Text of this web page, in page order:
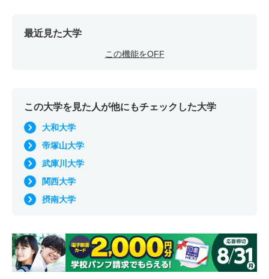
最近見た大学
この機能をOFF
この大学を見た人が他にもチェックした大学
大和大学
帝塚山大学
武庫川大学
関西大学
摂南大学